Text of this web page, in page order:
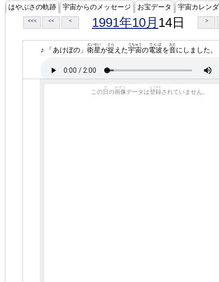
はやぶさの軌跡 宇宙からのメッセージ お宝データ 宇宙カレン
<<< << < 1991年10月 14日 >
♪ 「あけぼの」 衛星
えいせい
が捉
とら
えた宇宙
うちゅう
の電波
でんぱ
を音
おと
にしました。
この 日
ひ
の画像
がぞう
データは登録
とうろく
されていません。